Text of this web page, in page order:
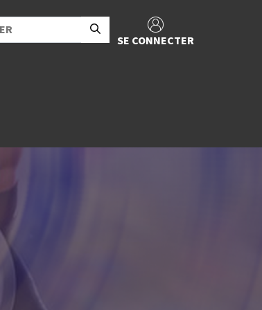
SE CONNECTER